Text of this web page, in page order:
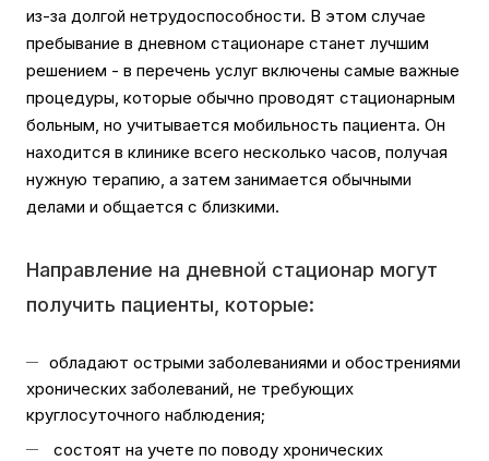
из-за долгой нетрудоспособности. В этом случае
пребывание в дневном стационаре станет лучшим
решением - в перечень услуг включены самые важные
процедуры, которые обычно проводят стационарным
больным, но учитывается мобильность пациента. Он
находится в клинике всего несколько часов, получая
нужную терапию, а затем занимается обычными
делами и общается с близкими.
Направление на дневной стационар могут
получить пациенты, которые:
обладают острыми заболеваниями и обострениями
хронических заболеваний, не требующих
круглосуточного наблюдения;
состоят на учете по поводу хронических